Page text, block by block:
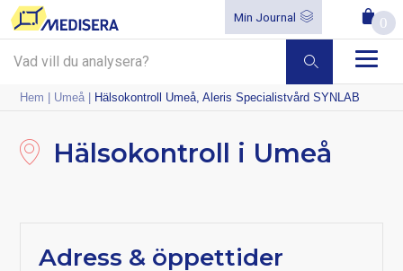
Min Journal 0
Hem | Umeå | Hälsokontroll Umeå, Aleris Specialistvård SYNLAB
Hälsokontroll i Umeå
Adress & öppettider